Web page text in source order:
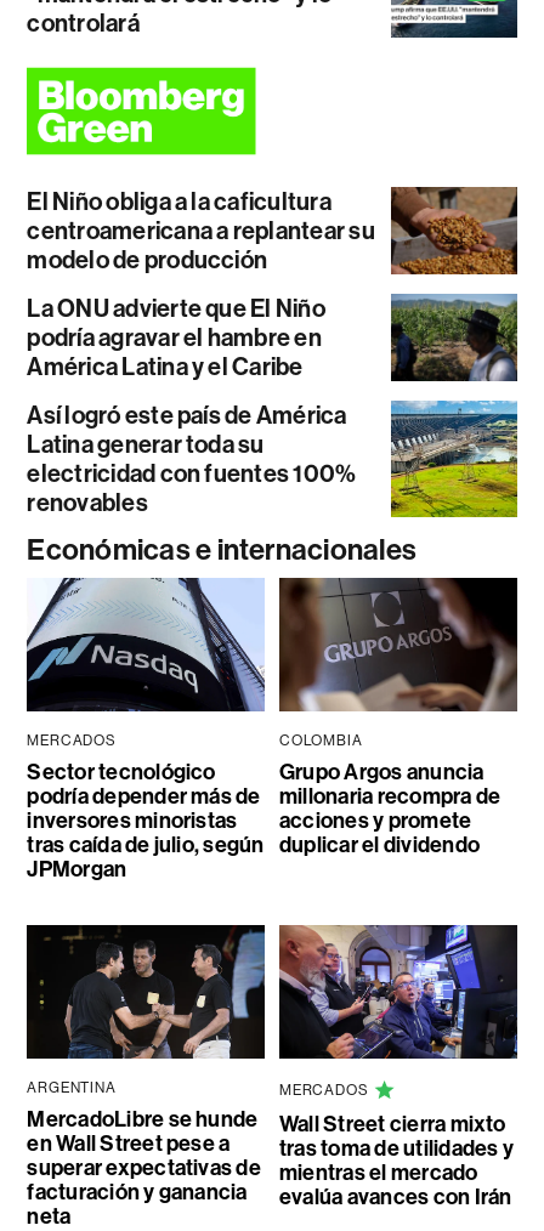
controlará
El Niño obliga a la caficultura
centroamericana a replantear su
modelo de producción
La ONU advierte que El Niño
podría agravar el hambre en
América Latina y el Caribe
Así logró este país de América
Latina generar toda su
electricidad con fuentes 100%
renovables
Económicas e internacionales
MERCADOS
Sector tecnológico
podría depender más de
inversores minoristas
tras caída de julio, según
JPMorgan
COLOMBIA
Grupo Argos anuncia
millonaria recompra de
acciones y promete
duplicar el dividendo
ARGENTINA
MercadoLibre se hunde
en Wall Street pese a
superar expectativas de
facturación y ganancia
neta
MERCADOS
Wall Street cierra mixto
tras toma de utilidades y
mientras el mercado
evalúa avances con Irán